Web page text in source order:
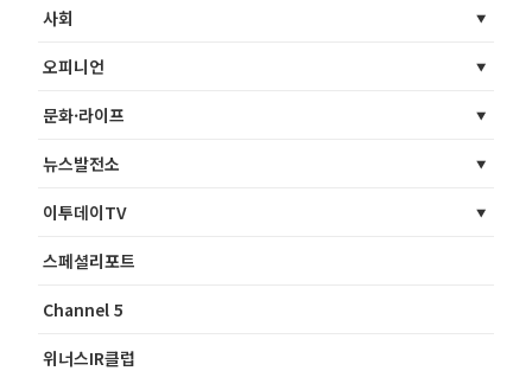
사회
오피니언
문화·라이프
뉴스발전소
이투데이TV
스페셜리포트
Channel 5
위너스IR클럽